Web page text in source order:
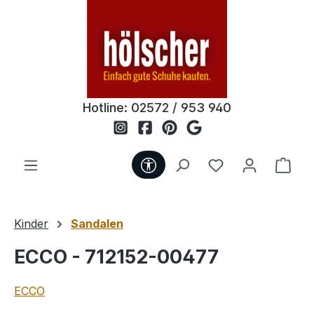
Hotline: 02572 / 953 940
Werkzeugleiste anzeigen
Du hast 0
Kinder Sandalen
ECCO - 712152-00477
ECCO